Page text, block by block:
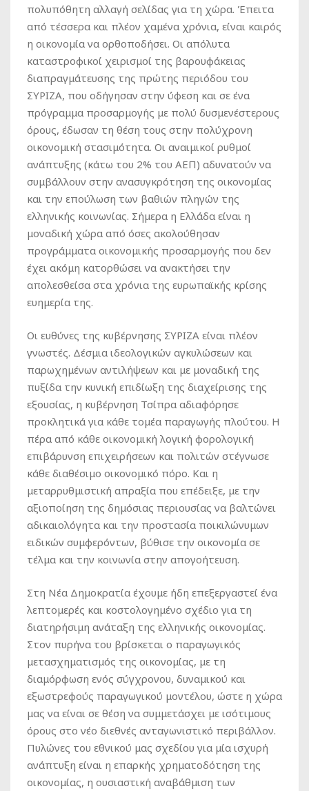
πολυπόθητη αλλαγή σελίδας για τη χώρα. Έπειτα
από τέσσερα και πλέον χαμένα χρόνια, είναι καιρός
η οικονομία να ορθοποδήσει. Οι απόλυτα
καταστροφικοί χειρισμοί της βαρουφάκειας
διαπραγμάτευσης της πρώτης περιόδου του
ΣΥΡΙΖΑ, που οδήγησαν στην ύφεση και σε ένα
πρόγραμμα προσαρμογής με πολύ δυσμενέστερους
όρους, έδωσαν τη θέση τους στην πολύχρονη
οικονομική στασιμότητα. Οι αναιμικοί ρυθμοί
ανάπτυξης (κάτω του 2% του ΑΕΠ) αδυνατούν να
συμβάλλουν στην ανασυγκρότηση της οικονομίας
και την επούλωση των βαθιών πληγών της
ελληνικής κοινωνίας. Σήμερα η Ελλάδα είναι η
μοναδική χώρα από όσες ακολούθησαν
προγράμματα οικονομικής προσαρμογής που δεν
έχει ακόμη κατορθώσει να ανακτήσει την
απολεσθείσα στα χρόνια της ευρωπαϊκής κρίσης
ευημερία της.
Οι ευθύνες της κυβέρνησης ΣΥΡΙΖΑ είναι πλέον
γνωστές. Δέσμια ιδεολογικών αγκυλώσεων και
παρωχημένων αντιλήψεων και με μοναδική της
πυξίδα την κυνική επιδίωξη της διαχείρισης της
εξουσίας, η κυβέρνηση Τσίπρα αδιαφόρησε
προκλητικά για κάθε τομέα παραγωγής πλούτου. Η
πέρα από κάθε οικονομική λογική φορολογική
επιβάρυνση επιχειρήσεων και πολιτών στέγνωσε
κάθε διαθέσιμο οικονομικό πόρο. Και η
μεταρρυθμιστική απραξία που επέδειξε, με την
αξιοποίηση της δημόσιας περιουσίας να βαλτώνει
αδικαιολόγητα και την προστασία ποικιλώνυμων
ειδικών συμφερόντων, βύθισε την οικονομία σε
τέλμα και την κοινωνία στην απογοήτευση.
Στη Νέα Δημοκρατία έχουμε ήδη επεξεργαστεί ένα
λεπτομερές και κοστολογημένο σχέδιο για τη
διατηρήσιμη ανάταξη της ελληνικής οικονομίας.
Στον πυρήνα του βρίσκεται ο παραγωγικός
μετασχηματισμός της οικονομίας, με τη
διαμόρφωση ενός σύγχρονου, δυναμικού και
εξωστρεφούς παραγωγικού μοντέλου, ώστε η χώρα
μας να είναι σε θέση να συμμετάσχει με ισότιμους
όρους στο νέο διεθνές ανταγωνιστικό περιβάλλον.
Πυλώνες του εθνικού μας σχεδίου για μία ισχυρή
ανάπτυξη είναι η επαρκής χρηματοδότηση της
οικονομίας, η ουσιαστική αναβάθμιση των